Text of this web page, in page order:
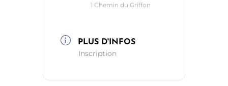
1 Chemin du Griffon
PLUS D'INFOS
Inscription